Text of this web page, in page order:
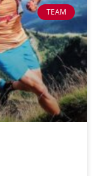
TEAM